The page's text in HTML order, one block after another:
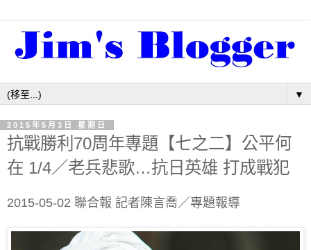
▼
2015年5月3日 星期日
抗戰勝利70周年專題【七之二】公平何
在 1/4／老兵悲歌…抗日英雄 打成戰犯
2015-05-02 聯合報 記者陳言喬／專題報導